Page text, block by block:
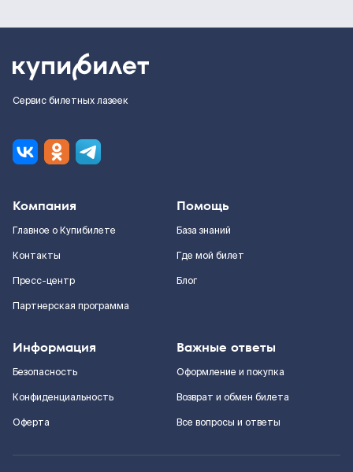
Сервис билетных лазеек
Компания
Главное о Купибилете
Контакты
Пресс-центр
Партнерская программа
Помощь
База знаний
Где мой билет
Блог
Информация
Безопасность
Конфиденциальность
Оферта
Важные ответы
Оформление и покупка
Возврат и обмен билета
Все вопросы и ответы